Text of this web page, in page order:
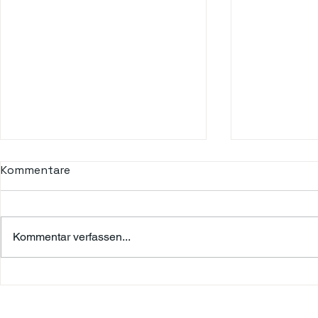
Kommentare
Kommentar verfassen...